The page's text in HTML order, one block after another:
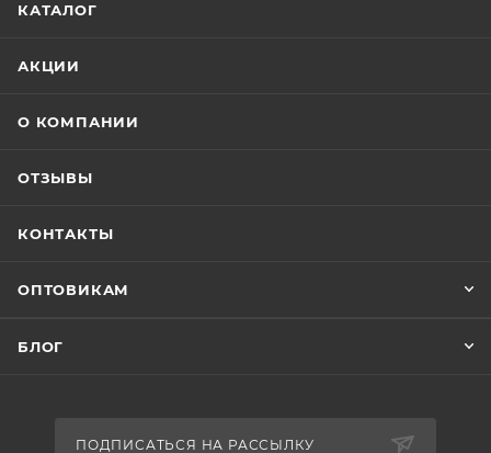
КАТАЛОГ
АКЦИИ
О КОМПАНИИ
ОТЗЫВЫ
КОНТАКТЫ
ОПТОВИКАМ
БЛОГ
ПОДПИСАТЬСЯ НА РАССЫЛКУ